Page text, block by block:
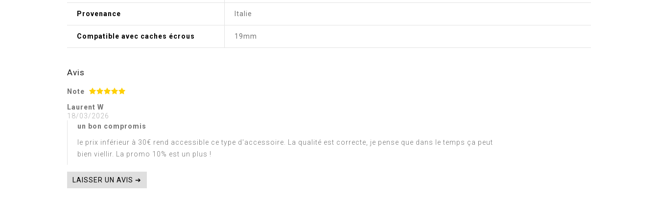
Provenance Italie
Compatible avec caches écrous 19mm
Avis
Note
Laurent W
18/03/2026
un bon compromis
le prix inférieur à 30€ rend accessible ce type d'accessoire. La qualité est correcte, je pense que dans le temps ça peut
bien viellir. La promo 10% est un plus !
LAISSER UN AVIS ➔